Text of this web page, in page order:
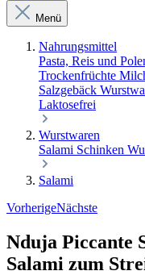
Menü
Nahrungsmittel
Pasta, Reis und
Trockenfrüchte
Salzgebäck
Laktosefrei
Wurstwaren
Salami Schinken
Salami
VorherigeNächste
Nduja Piccante
Salami zum